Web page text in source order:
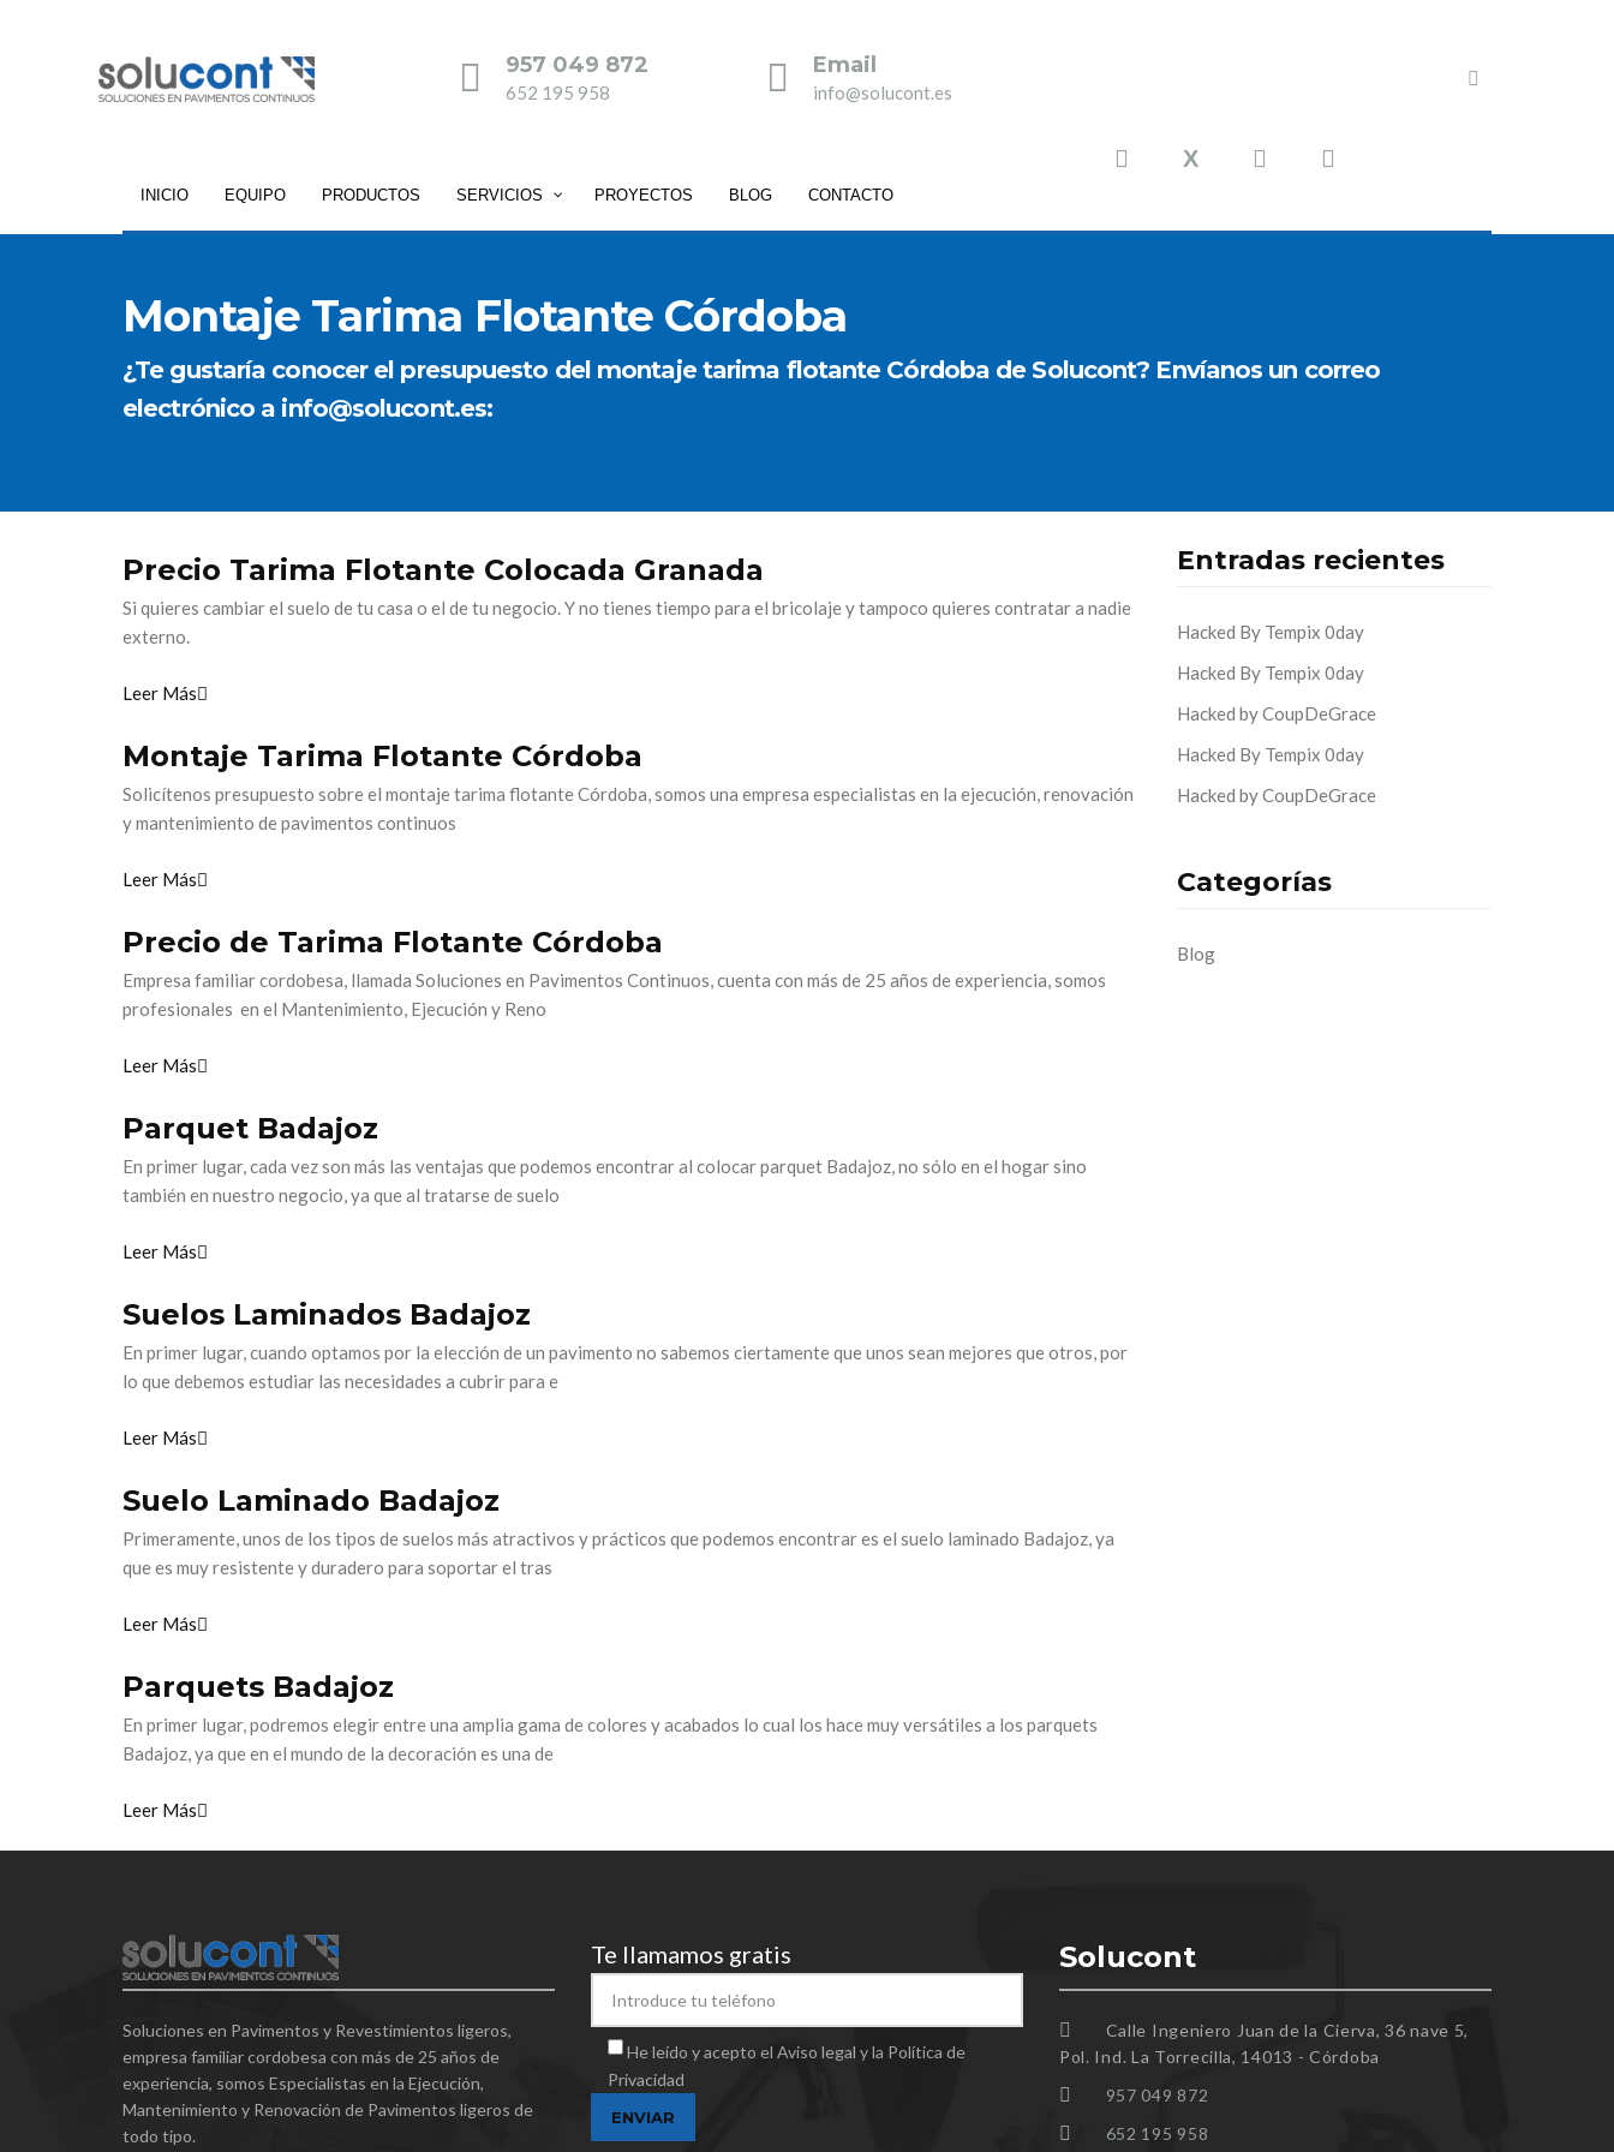
957 049 872
652 195 958
Email
info@solucont.es
INICIO EQUIPO PRODUCTOS SERVICIOS PROYECTOS BLOG CONTACTO
Montaje Tarima Flotante Córdoba
¿Te gustaría conocer el presupuesto del montaje tarima flotante Córdoba de Solucont? Envíanos un correo
electrónico a info@solucont.es:
Precio Tarima Flotante Colocada Granada
Si quieres cambiar el suelo de tu casa o el de tu negocio. Y no tienes tiempo para el bricolaje y tampoco quieres contratar a nadie
externo.
Leer Más
Montaje Tarima Flotante Córdoba
Solicítenos presupuesto sobre el montaje tarima flotante Córdoba, somos una empresa especialistas en la ejecución, renovación
y mantenimiento de pavimentos continuos
Leer Más
Precio de Tarima Flotante Córdoba
Empresa familiar cordobesa, llamada Soluciones en Pavimentos Continuos, cuenta con más de 25 años de experiencia, somos
profesionales en el Mantenimiento, Ejecución y Reno
Leer Más
Parquet Badajoz
En primer lugar, cada vez son más las ventajas que podemos encontrar al colocar parquet Badajoz, no sólo en el hogar sino
también en nuestro negocio, ya que al tratarse de suelo
Leer Más
Suelos Laminados Badajoz
En primer lugar, cuando optamos por la elección de un pavimento no sabemos ciertamente que unos sean mejores que otros, por
lo que debemos estudiar las necesidades a cubrir para e
Leer Más
Suelo Laminado Badajoz
Primeramente, unos de los tipos de suelos más atractivos y prácticos que podemos encontrar es el suelo laminado Badajoz, ya
que es muy resistente y duradero para soportar el tras
Leer Más
Parquets Badajoz
En primer lugar, podremos elegir entre una amplia gama de colores y acabados lo cual los hace muy versátiles a los parquets
Badajoz, ya que en el mundo de la decoración es una de
Leer Más
Entradas recientes
Hacked By Tempix 0day
Hacked By Tempix 0day
Hacked by CoupDeGrace
Hacked By Tempix 0day
Hacked by CoupDeGrace
Categorías
Blog
Soluciones en Pavimentos y Revestimientos ligeros,
empresa familiar cordobesa con más de 25 años de
experiencia, somos Especialistas en la Ejecución,
Mantenimiento y Renovación de Pavimentos ligeros de
todo tipo.
Te llamamos gratis
He leído y acepto el Aviso legal y la Política de
Privacidad
Solucont
Calle Ingeniero Juan de la Cierva, 36 nave 5,
Pol. Ind. La Torrecilla, 14013 - Córdoba
957 049 872
652 195 958